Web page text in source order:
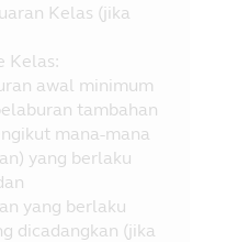
Kelas (jika
Kelas:
awal minimum
tambahan
mana-mana
yang berlaku
yang berlaku
dicadangkan (jika